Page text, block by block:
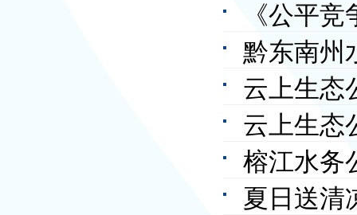
开
《公平
黔东南州
作实施方
云上生态
云上生态
榕江水务
夏日送清